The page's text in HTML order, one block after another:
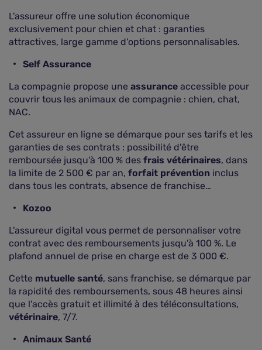
L'assureur offre une solution économique
exclusivement pour chien et chat : garanties
attractives, large gamme d'options personnalisables.
Self Assurance
La compagnie propose une assurance accessible pour
couvrir tous les animaux de compagnie : chien, chat,
NAC.
Cet assureur en ligne se démarque pour ses tarifs et les
garanties de ses contrats : possibilité d'être
remboursée jusqu'à 100 % des frais vétérinaires, dans
la limite de 2 500 € par an, forfait prévention inclus
dans tous les contrats, absence de franchise…
Kozoo
L'assureur digital vous permet de personnaliser votre
contrat avec des remboursements jusqu'à 100 %. Le
plafond annuel de prise en charge est de 3 000 €.
Cette mutuelle santé, sans franchise, se démarque par
la rapidité des remboursements, sous 48 heures ainsi
que l'accès gratuit et illimité à des téléconsultations,
vétérinaire, 7/7.
Animaux Santé